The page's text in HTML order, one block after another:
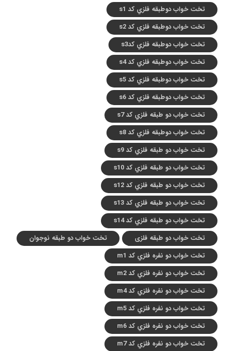
تخت خواب دوطبقه فلزي کد s1
تخت خواب دوطبقه فلزي کد s2
تخت خواب دوطبقه فلزي کدs3
تخت خواب دوطبقه فلزي کد s4
تخت خواب دوطبقه فلزي کد s5
تخت خواب دوطبقه فلزي کد s6
تخت خواب دو طبقه فلزي کد s7
تخت خواب دوطبقه فلزي کد s8
تخت خواب دو طبقه فلزي کد s9
تخت خواب دو طبقه فلزي کد s10
تخت خواب دو طبقه فلزي کد s12
تخت خواب دو طبقه فلزي کد s13
تخت خواب دو طبقه فلزي کد s14
تخت خواب دو طبقه فلزی
تخت خواب دو طبقه نوجوان
تخت خواب دو نفره فلزي کد m1
تخت خواب دو نفره فلزي کد m2
تخت خواب دو نفره فلزي کد m4
تخت خواب دو نفره فلزي کد m5
تخت خواب دو نفره فلزي کد m6
تخت خواب دو نفره فلزي کد m7